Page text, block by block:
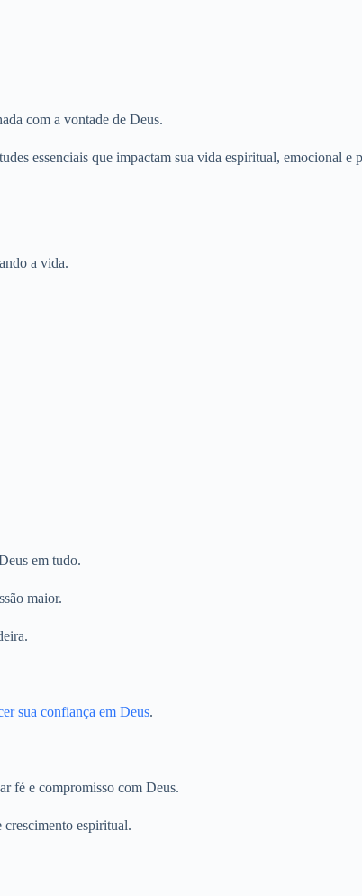
com a vontade de Deus.
essenciais que impactam sua vida espiritual, emocional e
a vida.
em tudo.
maior.
sua confiança em Deus.
fé e compromisso com Deus.
crescimento espiritual.